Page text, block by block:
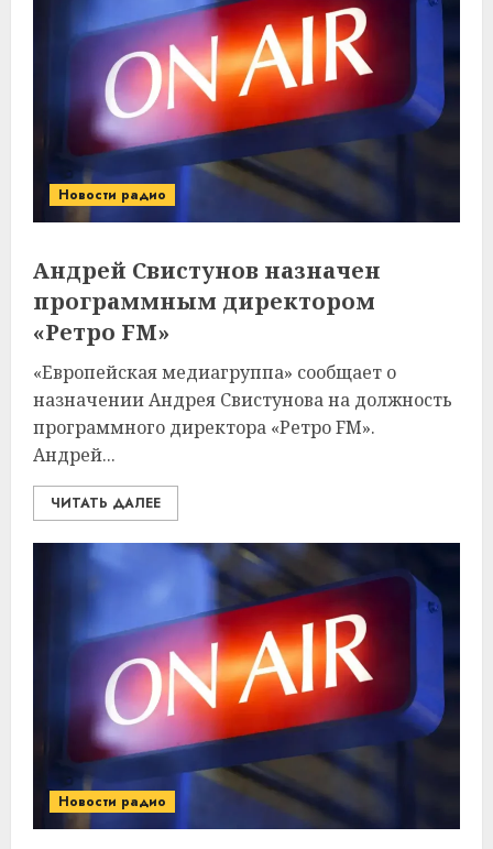
Новости радио
Андрей Свистунов назначен
программным директором
«Ретро FM»
«Европейская медиагруппа» сообщает о
назначении Андрея Свистунова на должность
программного директора «Ретро FM».
Андрей...
ЧИТАТЬ ДАЛЕЕ
Новости радио